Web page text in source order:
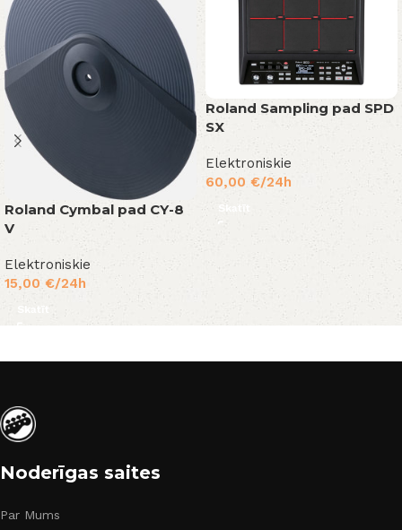
Roland Cymbal pad CY-8
V
Elektroniskie
15,00 €/24h
Roland Sampling pad SPD
SX
Elektroniskie
60,00 €/24h
Skatīt
Noderīgas saites
Par Mums